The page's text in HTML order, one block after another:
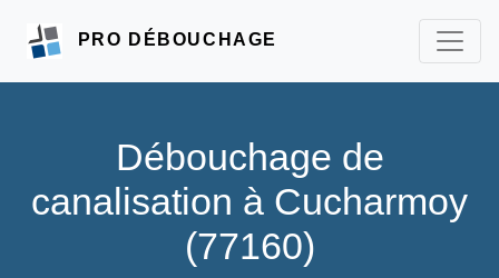
PRO DÉBOUCHAGE
Débouchage de
canalisation à Cucharmoy
(77160)